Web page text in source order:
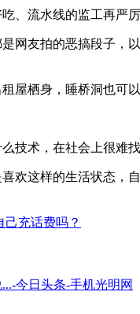
、流水线的监工再严
网友拍的恶搞段子，
屋栖身，睡桥洞也可
技术，在社会上很难
欢这样的生活状态，自
充话费吗？
今日头条-手机光明网